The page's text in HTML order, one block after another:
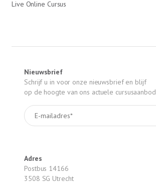
Live Online Cursus
Nieuwsbrief
Schrijf u in voor onze nieuwsbrief en blijf
op de hoogte van ons actuele cursusaanbod
Adres
Postbus 14166
3508 SG Utrecht